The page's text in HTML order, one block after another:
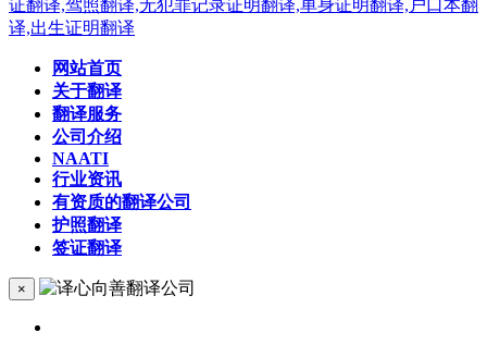
网站首页
关于翻译
翻译服务
公司介绍
NAATI
行业资讯
有资质的翻译公司
护照翻译
签证翻译
×